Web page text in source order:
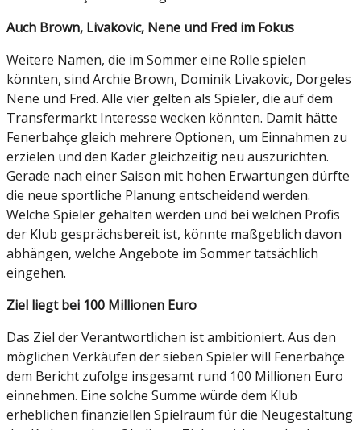
Auch Brown, Livakovic, Nene und Fred im Fokus
Weitere Namen, die im Sommer eine Rolle spielen
könnten, sind Archie Brown, Dominik Livakovic, Dorgeles
Nene und Fred. Alle vier gelten als Spieler, die auf dem
Transfermarkt Interesse wecken könnten. Damit hätte
Fenerbahçe gleich mehrere Optionen, um Einnahmen zu
erzielen und den Kader gleichzeitig neu auszurichten.
Gerade nach einer Saison mit hohen Erwartungen dürfte
die neue sportliche Planung entscheidend werden.
Welche Spieler gehalten werden und bei welchen Profis
der Klub gesprächsbereit ist, könnte maßgeblich davon
abhängen, welche Angebote im Sommer tatsächlich
eingehen.
Ziel liegt bei 100 Millionen Euro
Das Ziel der Verantwortlichen ist ambitioniert. Aus den
möglichen Verkäufen der sieben Spieler will Fenerbahçe
dem Bericht zufolge insgesamt rund 100 Millionen Euro
einnehmen. Eine solche Summe würde dem Klub
erheblichen finanziellen Spielraum für die Neugestaltung